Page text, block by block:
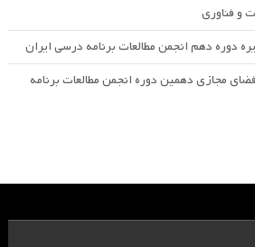
و فناوری
دوره دهم انجمن مطالعات برنامه درسی ایران
مجازی دهمین دوره انجمن مطالعات برنامه